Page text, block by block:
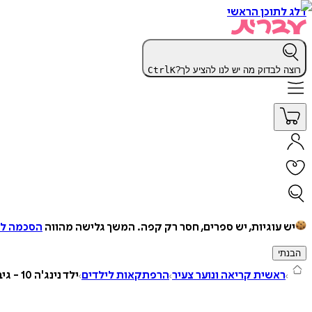
דלג לתוכן הראשי
רוצה לבדוק מה יש לנו להציע לך? CtrlK
יש עוגיות, יש ספרים, חסר רק קפה. המשך גלישה מהווה הסכמה
הבנתי
ראשית קריאה ונוער צעיר הרפתקאות לילדים ילד נינג'ה 10 - גיבורי נינג'ה!